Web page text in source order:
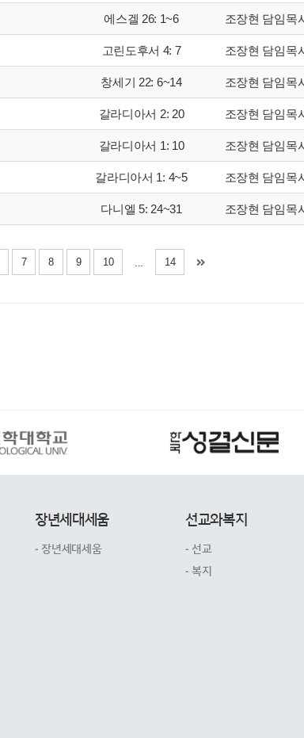
에스겔 26: 1~6 조장현 담임목
고린도후서 4: 7 조장현 담임목
창세기 22: 6~14 조장현 담임목
갈라디아서 2: 20 조장현 담임목
갈라디아서 1: 10 조장현 담임목
갈라디아서 1: 4~5 조장현 담임목
다니엘 5: 24~31 조장현 담임목
7 8 9 10 ... 14
장년세대세움
- 장년세대세움
선교와복지
- 선교
- 복지